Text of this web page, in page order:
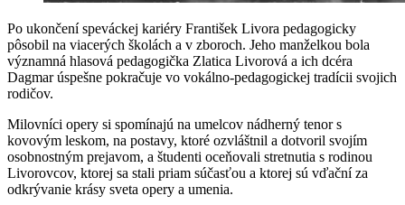
Po ukončení speváckej kariéry František Livora pedagogicky
pôsobil na viacerých školách a v zboroch. Jeho manželkou bola
významná hlasová pedagogička Zlatica Livorová a ich dcéra
Dagmar úspešne pokračuje vo vokálno-pedagogickej tradícii svojich
rodičov.
Milovníci opery si spomínajú na umelcov nádherný tenor s
kovovým leskom, na postavy, ktoré ozvláštnil a dotvoril svojím
osobnostným prejavom, a študenti oceňovali stretnutia s rodinou
Livorovcov, ktorej sa stali priam súčasťou a ktorej sú vďační za
odkrývanie krásy sveta opery a umenia.